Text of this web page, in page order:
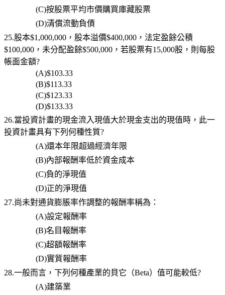
(C)按股票平均市價購買庫藏股票
(D)清償流動負債
25.股本$1,000,000，股本溢價$400,000，法定盈餘公積
$100,000，未分配盈餘$500,000，若股票有15,000股，則每股
帳面金額?
(A)$103.33
(B)$113.33
(C)$123.33
(D)$133.33
26.當投資計畫的現金流入現值大於現金支出的現值時，此一
投資計畫具有下列何種性質?
(A)還本年限超過經濟年限
(B)內部報酬率低於資金成本
(C)負的淨現值
(D)正的淨現值
27.尚未對通貨膨脹率作調整的報酬率稱為：
(A)設定報酬率
(B)名目報酬率
(C)超額報酬率
(D)實質報酬率
28.一般而言，下列何種產業的貝它（Beta）值可能較低?
(A)建築業